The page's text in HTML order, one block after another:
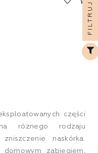
części
różnego rodzaju
naskórka.
zabiegiem,
FILTRUJ